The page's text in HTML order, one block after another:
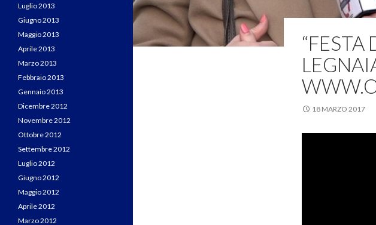
“FESTA
18 MARZO 2017
Luglio 2013
Giugno 2013
Maggio 2013
Aprile 2013
Marzo 2013
Febbraio 2013
Gennaio 2013
Dicembre 2012
Novembre 2012
Ottobre 2012
Settembre 2012
Luglio 2012
Giugno 2012
Maggio 2012
Aprile 2012
Marzo 2012